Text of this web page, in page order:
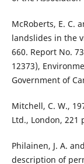
McRoberts, E. C.
landslides in the
660. Report No.
12373),
Government of
Mitchell, C. W.,
Ltd., London, 221
Philainen, J. A.
description of